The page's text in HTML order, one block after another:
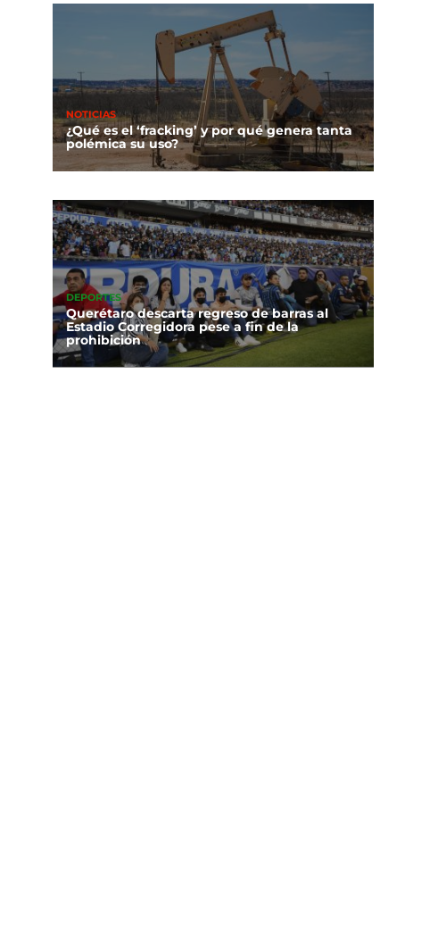
NOTICIAS
¿Qué es el ‘fracking’ y por qué genera tanta
polémica su uso?
DEPORTES
Querétaro descarta regreso de barras al
Estadio Corregidora pese a fin de la
prohibición